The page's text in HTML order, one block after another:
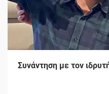
Συνάντηση με τον